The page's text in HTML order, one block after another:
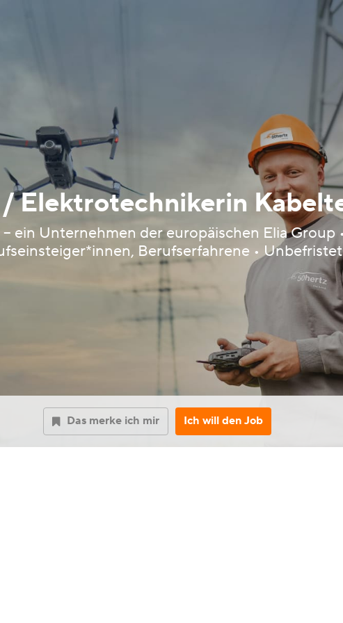
Elektrotechnikerin
ein Unternehmen der europäischen Elia
Berufserfahrene • Unbefristet
Das merke ich mir Ich will den Job